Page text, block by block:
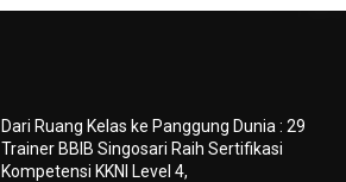
Dari Ruang Kelas ke Panggung Dunia : 29
Trainer BBIB Singosari Raih Sertifikasi
Kompetensi KKNI Level 4,